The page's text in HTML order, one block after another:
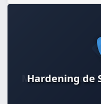
Hardening de